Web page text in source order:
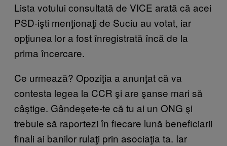
Lista votului consultată de VICE arată că acei
PSD-işti menţionaţi de Suciu au votat, iar
opţiunea lor a fost înregistrată încă de la
prima încercare.
Ce urmează? Opoziţia a anunţat că va
contesta legea la CCR şi are şanse mari să
câştige. Gândeşete-te că tu ai un ONG şi
trebuie să raportezi în fiecare lună beneficiarii
finali ai banilor rulaţi prin asociaţia ta. Iar